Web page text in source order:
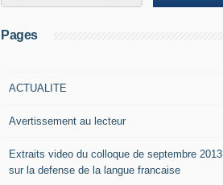
Pages
ACTUALITE
Avertissement au lecteur
Extraits video du colloque de septembre 2013
sur la defense de la langue francaise